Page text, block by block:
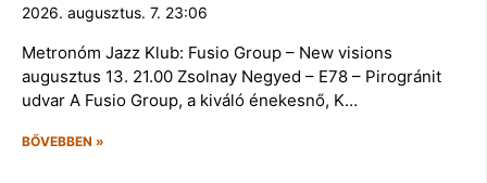
2026. augusztus. 7. 23:06
Metronóm Jazz Klub: Fusio Group – New visions
augusztus 13. 21.00 Zsolnay Negyed – E78 – Pirogránit
udvar A Fusio Group, a kiváló énekesnő, K…
BŐVEBBEN »